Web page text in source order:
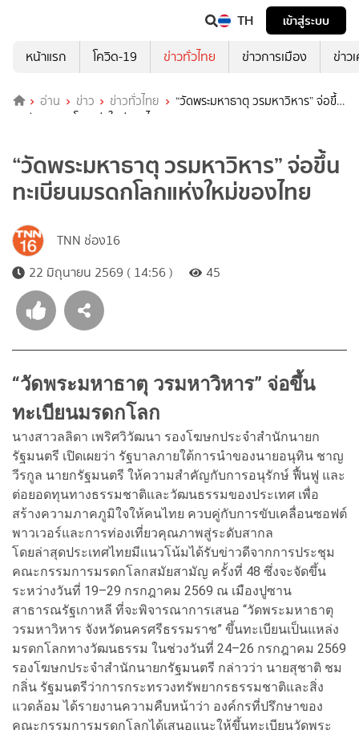
TH
เข้าสู่ระบบ
หน้าแรก
โควิด-19 ข่าวทั่วไทย ข่าวการเมือง ข่าว
อ่าน ข่าว ข่าวทั่วไทย
“วัดพระมหาธาตุ วรมหาวิหาร” จ่อขึ้น
ทะเบียนมรดกโลกแห่งใหม่ของไทย
“วัดพระมหาธาตุ วรมหาวิหาร” จ่อขึ้น
ทะเบียนมรดกโลกแห่งใหม่ของไทย
TNN ช่อง16
22 มิถุนายน 2569 ( 14:56 )
45
“วัดพระมหาธาตุ วรมหาวิหาร” จ่อขึ้น
ทะเบียนมรดกโลก
นางสาวลลิดา เพริศวิวัฒนา รองโฆษกประจำสำนักนายก
รัฐมนตรี เปิดเผยว่า รัฐบาลภายใต้การนำของนายอนุทิน ชาญ
วีรกูล นายกรัฐมนตรี ให้ความสำคัญกับการอนุรักษ์ ฟื้นฟู และ
ต่อยอดทุนทางธรรมชาติและวัฒนธรรมของประเทศ เพื่อ
สร้างความภาคภูมิใจให้คนไทย ควบคู่กับการขับเคลื่อนซอฟต์
พาวเวอร์และการท่องเที่ยวคุณภาพสู่ระดับสากล
โดยล่าสุดประเทศไทยมีแนวโน้มได้รับข่าวดีจากการประชุม
คณะกรรมการมรดกโลกสมัยสามัญ ครั้งที่ 48 ซึ่งจะจัดขึ้น
ระหว่างวันที่ 19–29 กรกฎาคม 2569 ณ เมืองปูซาน
สาธารณรัฐเกาหลี ที่จะพิจารณาการเสนอ “วัดพระมหาธาตุ
วรมหาวิหาร จังหวัดนครศรีธรรมราช” ขึ้นทะเบียนเป็นแหล่ง
มรดกโลกทางวัฒนธรรม ในช่วงวันที่ 24–26 กรกฎาคม 2569
รองโฆษกประจำสำนักนายกรัฐมนตรี กล่าวว่า นายสุชาติ ชม
กลิ่น รัฐมนตรีว่าการกระทรวงทรัพยากรธรรมชาติและสิ่ง
แวดล้อม ได้รายงานความคืบหน้าว่า องค์กรที่ปรึกษาของ
คณะกรรมการมรดกโลกได้เสนอแนะให้ขึ้นทะเบียนวัดพระ